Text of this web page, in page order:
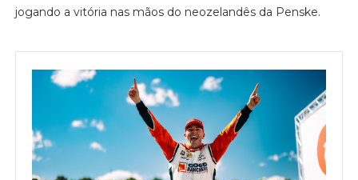
jogando a vitória nas mãos do neozelandês da Penske.